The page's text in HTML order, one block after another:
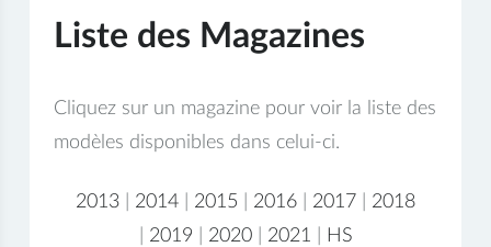
Liste des Magazines
Cliquez sur un magazine pour voir la liste des
modèles disponibles dans celui-ci.
2013 2014 2015 2016 2017
2018
2019 2020| 2021 HS